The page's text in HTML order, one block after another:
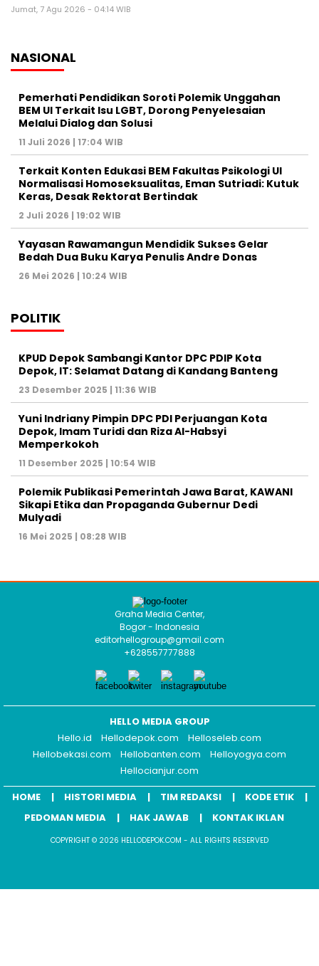
Jumat, 7 Agu 2026 - 04:14 WIB
NASIONAL
Pemerhati Pendidikan Soroti Polemik Unggahan
BEM UI Terkait Isu LGBT, Dorong Penyelesaian
Melalui Dialog dan Solusi
11 Juli 2026 | 17:04 WIB
Terkait Konten Edukasi BEM Fakultas Psikologi UI
Normalisasi Homoseksualitas, Eman Sutriadi: Kutuk
Keras, Desak Rektorat Bertindak
2 Juli 2026 | 19:02 WIB
Yayasan Rawamangun Mendidik Sukses Gelar
Bedah Dua Buku Karya Penulis Andre Donas
26 Mei 2026 | 10:24 WIB
POLITIK
KPUD Depok Sambangi Kantor DPC PDIP Kota
Depok, IT: Selamat Datang di Kandang Banteng
23 Desember 2025 | 11:36 WIB
Yuni Indriany Pimpin DPC PDI Perjuangan Kota
Depok, Imam Turidi dan Riza Al-Habsyi
Memperkokoh
11 Desember 2025 | 10:54 WIB
Polemik Publikasi Pemerintah Jawa Barat, KAWANI
Sikapi Etika dan Propaganda Gubernur Dedi
Mulyadi
16 Mei 2025 | 08:28 WIB
Graha Media Center,
Bogor - Indonesia
editorhellogroup@gmail.com
+628557777888
HELLO MEDIA GROUP
Hello.id
Hellodepok.com
Helloseleb.com
Hellobekasi.com
Hellobanten.com
Helloyogya.com
Hellocianjur.com
HOME
HISTORI MEDIA TIM REDAKSI
KODE ETIK
PEDOMAN MEDIA
HAK JAWAB KONTAK IKLAN
COPYRIGHT © 2026 HELLODEPOK.COM - ALL RIGHTS RESERVED